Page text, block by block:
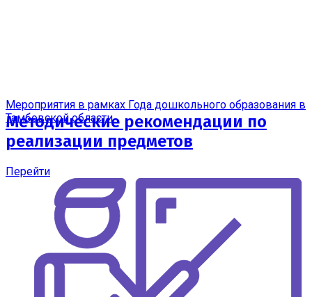
Мероприятия в рамках Года дошкольного образования в
Тамбовской области
Методические рекомендации по
реализации предметов
Перейти